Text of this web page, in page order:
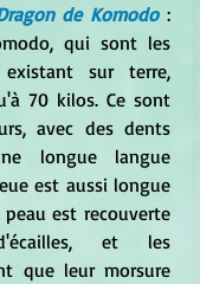
de Komodo :
qui sont les
existant sur terre,
70 kilos. Ce sont
avec des dents
longue langue
est aussi longue
est recouverte
et les
que leur morsure